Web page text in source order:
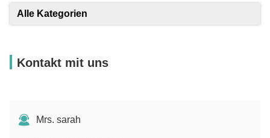
Alle Kategorien
Kontakt mit uns
Mrs. sarah